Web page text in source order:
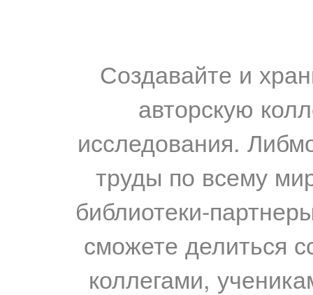
Создавайте и
авторскую
исследования.
труды по всему
библиотеки-
сможете делиться
коллегами,